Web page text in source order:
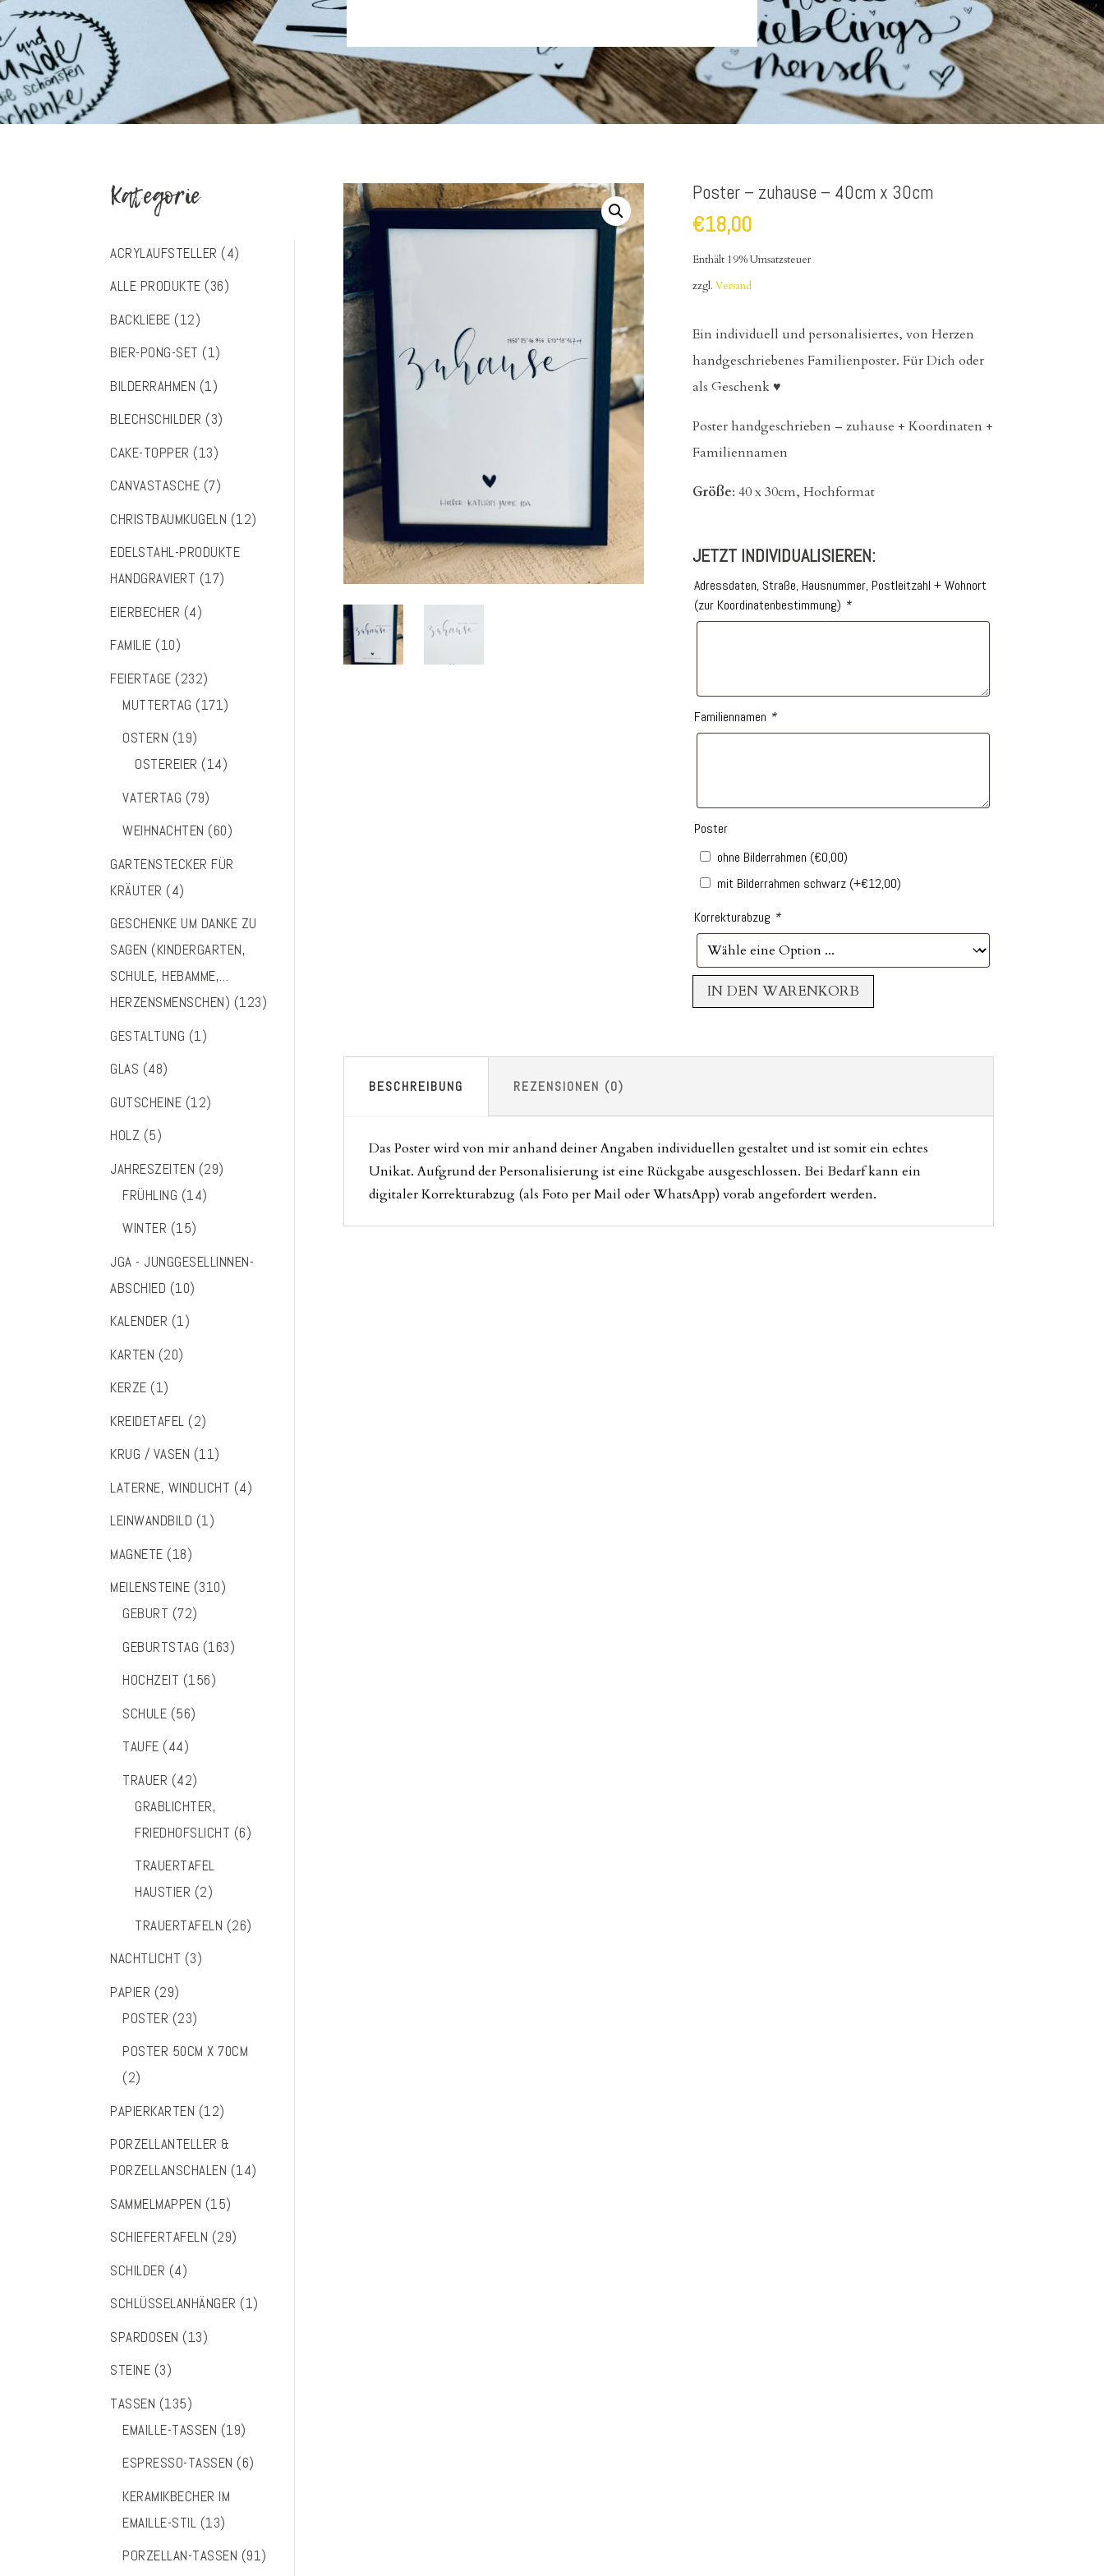
Kategorie
ACRYLAUFSTELLER (4)
ALLE PRODUKTE (36)
BACKLIEBE (12)
BIER-PONG-SET (1)
BILDERRAHMEN (1)
BLECHSCHILDER (3)
CAKE-TOPPER (13)
CANVASTASCHE (7)
CHRISTBAUMKUGELN (12)
EDELSTAHL-PRODUKTE
HANDGRAVIERT (17)
EIERBECHER (4)
FAMILIE (10)
FEIERTAGE (232)
MUTTERTAG (171)
OSTERN (19)
OSTEREIER (14)
VATERTAG (79)
WEIHNACHTEN (60)
GARTENSTECKER FÜR
KRÄUTER (4)
GESCHENKE UM DANKE ZU
SAGEN (KINDERGARTEN,
SCHULE, HEBAMME,…
HERZENSMENSCHEN) (123)
GESTALTUNG (1)
GLAS (48)
GUTSCHEINE (12)
HOLZ (5)
JAHRESZEITEN (29)
FRÜHLING (14)
WINTER (15)
JGA - JUNGGESELLINNEN-
ABSCHIED (10)
KALENDER (1)
KARTEN (20)
KERZE (1)
KREIDETAFEL (2)
KRUG / VASEN (11)
LATERNE, WINDLICHT (4)
LEINWANDBILD (1)
MAGNETE (18)
MEILENSTEINE (310)
GEBURT (72)
GEBURTSTAG (163)
HOCHZEIT (156)
SCHULE (56)
TAUFE (44)
TRAUER (42)
GRABLICHTER,
FRIEDHOFSLICHT (6)
TRAUERTAFEL
HAUSTIER (2)
TRAUERTAFELN (26)
NACHTLICHT (3)
PAPIER (29)
POSTER (23)
POSTER 50CM X 70CM
(2)
PAPIERKARTEN (12)
PORZELLANTELLER &
PORZELLANSCHALEN (14)
SAMMELMAPPEN (15)
SCHIEFERTAFELN (29)
SCHILDER (4)
SCHLÜSSELANHÄNGER (1)
SPARDOSEN (13)
STEINE (3)
TASSEN (135)
EMAILLE-TASSEN (19)
ESPRESSO-TASSEN (6)
KERAMIKBECHER IM
EMAILLE-STIL (13)
PORZELLAN-TASSEN (91)
Poster – zuhause – 40cm x 30cm
€18,00
Enthält 19% Umsatzsteuer
zzgl.Versand
Ein individuell und personalisiertes, von Herzen
handgeschriebenes Familienposter. Für Dich oder
als Geschenk ♥
Poster handgeschrieben – zuhause + Koordinaten +
Familiennamen
Größe: 40 x 30cm, Hochformat
JETZT INDIVIDUALISIEREN:
Adressdaten, Straße, Hausnummer, Postleitzahl + Wohnort
(zur Koordinatenbestimmung) *
Familiennamen *
Poster
ohne Bilderrahmen (€0,00)
mit Bilderrahmen schwarz (+€12,00)
Korrekturabzug *
IN DEN WARENKORB
BESCHREIBUNG REZENSIONEN (0)
Das Poster wird von mir anhand deiner Angaben individuellen gestaltet und ist somit ein echtes
Unikat. Aufgrund der Personalisierung ist eine Rückgabe ausgeschlossen. Bei Bedarf kann ein
digitaler Korrekturabzug (als Foto per Mail oder WhatsApp) vorab angefordert werden.